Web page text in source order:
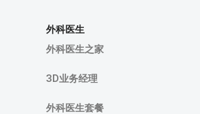
外科医生
外科医生之家
3D业务经理
外科医生套餐